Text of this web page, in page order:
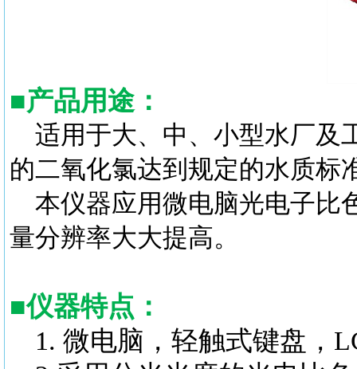
■产品用途：
适用于大、中、小型水厂及
的二氧化氯达到规定的水质标
本仪器应用微电脑光电子比
量分辨率大大提高。
■仪器特点：
1. 微电脑，轻触式键盘，